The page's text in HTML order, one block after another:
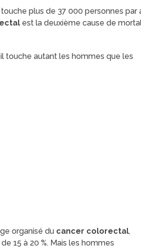
plus de 37 000 personnes par
est la deuxième cause de
touche autant les hommes que les
organisé du cancer colorectal,
15 à 20 %. Mais les hommes